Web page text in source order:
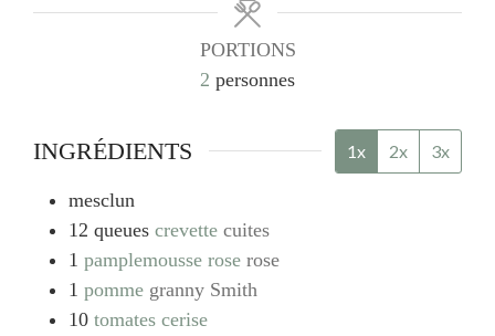
PORTIONS
2 personnes
INGRÉDIENTS 1x 2x 3x
mesclun
12 queues crevette cuites
1 pamplemousse rose rose
1 pomme granny Smith
10 tomates cerise